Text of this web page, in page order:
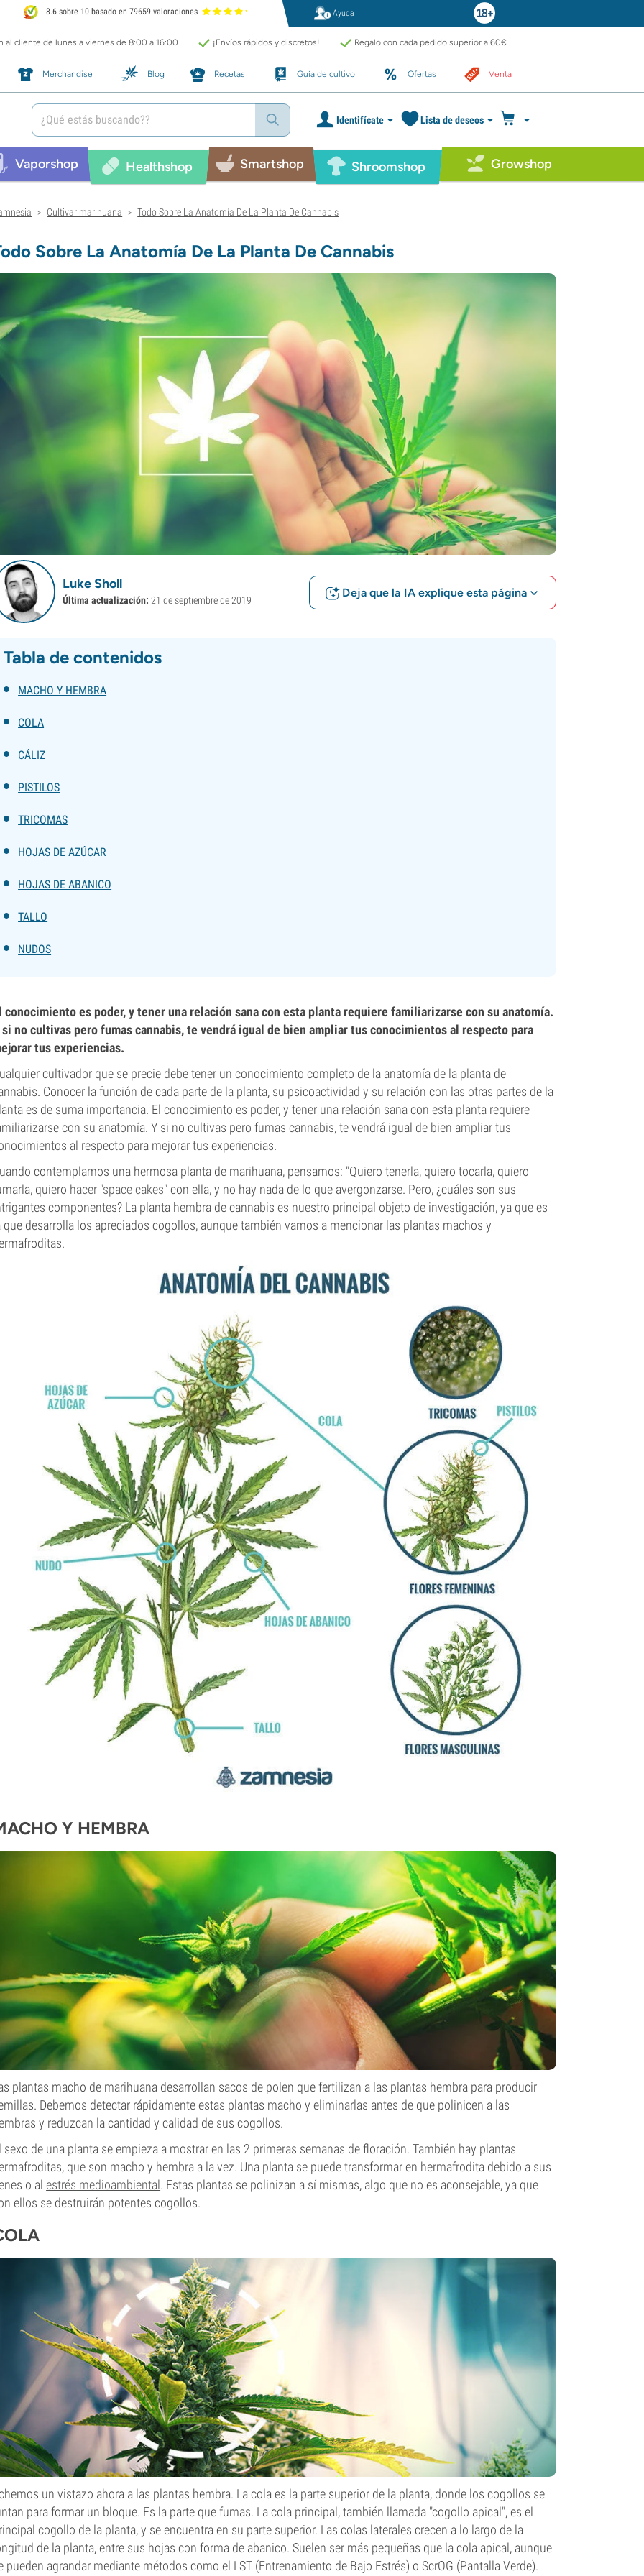
8.6 sobre 10 basado en 79659 valoraciones Ayuda
al cliente de lunes a viernes de 8:00 a 16:00 ¡Envíos rápidos y discretos! Regalo con cada pedido superior a 60€
Merchandise Blog Recetas Guía de cultivo Ofertas Venta
Identifícate Lista de deseos
Vaporshop Healthshop Smartshop Shroomshop Growshop
> Cultivar marihuana > Todo Sobre La Anatomía De La Planta De Cannabis
Sobre La Anatomía De La Planta De Cannabis
Luke Sholl
Última actualización: 21 de septiembre de 2019
Deja que la IA explique esta página
Tabla de contenidos
MACHO Y HEMBRA
COLA
CÁLIZ
PISTILOS
TRICOMAS
HOJAS DE AZÚCAR
HOJAS DE ABANICO
TALLO
NUDOS
conocimiento es poder, y tener una relación sana con esta planta requiere familiarizarse con su anatomía.
si no cultivas pero fumas cannabis, te vendrá igual de bien ampliar tus conocimientos al respecto para
tus experiencias.
cultivador que se precie debe tener un conocimiento completo de la anatomía de la planta de
Conocer la función de cada parte de la planta, su psicoactividad y su relación con las otras partes de la
es de suma importancia. El conocimiento es poder, y tener una relación sana con esta planta requiere
con su anatomía. Y si no cultivas pero fumas cannabis, te vendrá igual de bien ampliar tus
al respecto para mejorar tus experiencias.
contemplamos una hermosa planta de marihuana, pensamos: "Quiero tenerla, quiero tocarla, quiero
quiero hacer "space cakes"con ella, y no hay nada de lo que avergonzarse. Pero, ¿cuáles son sus
componentes? La planta hembra de cannabis es nuestro principal objeto de investigación, ya que es
que desarrolla los apreciados cogollos, aunque también vamos a mencionar las plantas machos y
Y HEMBRA
plantas macho de marihuana desarrollan sacos de polen que fertilizan a las plantas hembra para producir
Debemos detectar rápidamente estas plantas macho y eliminarlas antes de que polinicen a las
y reduzcan la cantidad y calidad de sus cogollos.
sexo de una planta se empieza a mostrar en las 2 primeras semanas de floración. También hay plantas
que son macho y hembra a la vez. Una planta se puede transformar en hermafrodita debido a sus
o alestrés medioambiental. Estas plantas se polinizan a sí mismas, algo que no es aconsejable, ya que
ellos se destruirán potentes cogollos.
un vistazo ahora a las plantas hembra. La cola es la parte superior de la planta, donde los cogollos se
para formar un bloque. Es la parte que fumas. La cola principal, también llamada "cogollo apical", es el
cogollo de la planta, y se encuentra en su parte superior. Las colas laterales crecen a lo largo de la
de la planta, entre sus hojas con forma de abanico. Suelen ser más pequeñas que la cola apical, aunque
pueden agrandar mediante métodos como el LST (Entrenamiento de Bajo Estrés) o ScrOG (Pantalla Verde).